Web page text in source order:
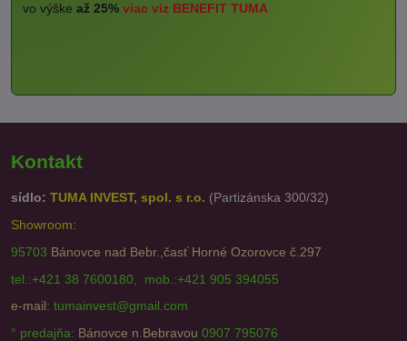
vo výške až 25% viac viz BENEFIT TUMA
Kontakt
sídlo: TUMA INVEST, spol. s r.o. (Partizánska 300/32)
Showroom:
95703 Bánovce nad Bebr.,časť Horné Ozorovce č.297
tel.:+421 38 7600180, mob.:+421 905 394055
e-mail: tumainvest@gmail.com
° predajňa: Bánovce n.Bebravou 0907 795076